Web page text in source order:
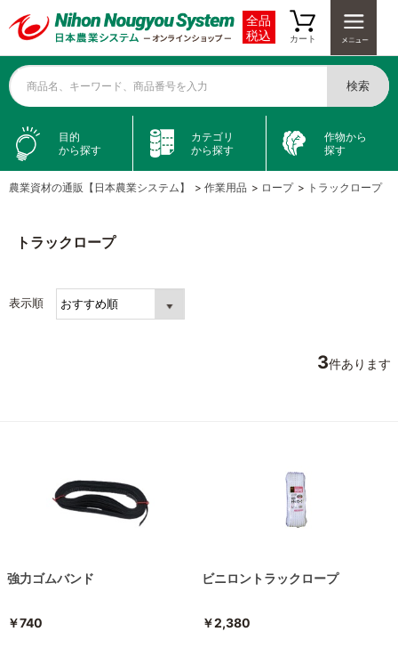
全品
税込
カート
商品名、キーワード、商品番号を入力 検索
目的
から探す
カテゴリ
から探す
作物から
探す
農業資材の通販【日本農業システム】 > 作業用品 > ロープ > トラックロープ
トラックロープ
表示順
3件あります
強力ゴムバンド
￥740
ビニロントラックロープ
￥2,380